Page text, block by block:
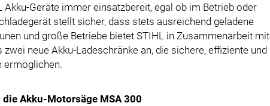
Geräte immer einsatzbereit, egal ob im Betrieb oder
stellt sicher, dass stets ausreichend geladene
und große Betriebe bietet STIHL in Zusammenarbeit mit
neue Akku-Ladeschränke an, die sichere, effiziente und
ermöglichen.
Akku-Motorsäge MSA 300